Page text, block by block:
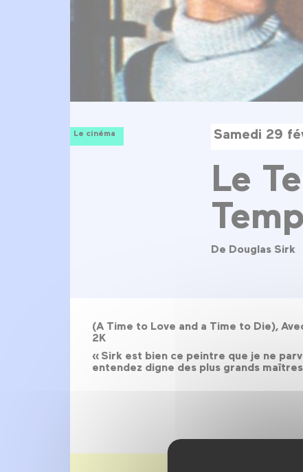
Le cinéma Samedi 29
Le
De Douglas Sirk
(A Time to Love and a Time to Die),
2K
« Sirk est bien ce peintre que je ne
entendez digne des plus grands